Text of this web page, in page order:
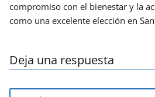
compromiso con el bienestar y la
como una excelente elección en
Deja una respuesta